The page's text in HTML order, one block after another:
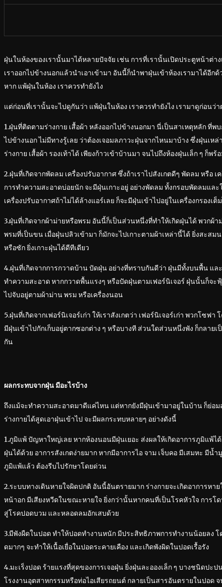
ฝุ่นในห้องของเรานั้นมาได้หลายปัจจัย เช่น การที่เรานั้นเปิดประตูหน้าต่า
เราออกไปข้างนอกแล้วนำเอาเข้ามา อันนี้ก็นำพาฝุ่นเข้าห้องเรามาได้อีก
หาก แพ้ฝุ่นในห้อง เราควรทำยังไง
แต่ก่อนที่เรานั้นจะไปดูกันว่า แพ้ฝุ่นในห้อง เราควรทำยังไง เรามาดูก่อน
1.ฝุ่นที่ติดตามร่างกาย เสื้อผ้า หลังออกไปข้างนอกมา นี่เป็นสาเหตุหลัก ที่พ
ไปข้างนอก ไม่มีทางรู้เลย ว่าต้องเจอมลภาวะฝุ่นจากไหนมาบ้าง ซึ่งฝุ่นเห
ร่างกาย เสื้อผ้า รองเท้าได้ เพียงก้าวเข้าบ้านมา จนไปถึงห้องฝุ่นเล็ก ๆ ก็พ
2.ฝุ่นที่เกิดจากพัดลม เครื่องปรับอากาศ ซึ่งถ้าเราไปสังเกตดีๆ พัดลม หรือ
การทำความสะอาดบ่อยนัก จะมีฝุ่นเกาะอยู่ อย่างพัดลม ทั้งกรอบพัดลมแล
เครื่องปรับอากาศถ้าไม่ได้ล้างแอร์เลย ก็จะมีฝุ่นเข้าไปอยู่ในเครื่องกรองเต็
3.ฝุ่นที่เกิดจากผ้าม่ายหรือพรม อันนี้ก็เป็นส่วนหนึ่งที่ทำให้เกิดฝุ่นได้ พวกผ้
พรมที่เป็นขน เมื่อฝุ่นปลิวเข้ามา ก็มักจะไปเกาะตามผ้าเหล่านี้ได้ ยิ่งสะสม
หรือซัก ยิ่งเกาะฝุ่นได้ดีทีเดียว
4.ฝุ่นที่เกิดจากการกวาดบ้าน ปัดฝุ่น อย่างที่ทราบกันดีว่า ฝุ่นมีทั้งบนพื้น แล
ทำความสะอาด หากกวาดพื้นแรงๆ หรือปัดฝุ่นตามเฟอร์นิเจอร์ ฝุ่นนั้นก็จะ
ไปจับอยู่ตามผ้าม่าน พรม หรือเครื่องนอน
5.ฝุ่นที่เกิดจากเฟอร์นิเจอร์เก่า ให้เราสังเกตว่า เฟอร์นิเจอร์เก่า พวกโซฟา
มีฝุ่นเข้าไปกักเก็บอยู่ตากซอกต่าง ๆ หรือบางที ส่วนใดส่วนหนึ่งพัง ก็กลาย
กัน
ผลกระทบจากฝุ่น มีอะไรบ้าง
ถึงแม้จะทำความสะอาดมาดีแค่ไหน แต่หากยังมีฝุ่นเข้ามาอยู่ในบ้าน ก็ย่อม
ร่างกายได้สูดเอาฝุ่นเข้าไป จะมีผลกระทบหลายๆ อย่างดังนี้
1.ภูมิแพ้ ปัญหาใหญ่เลย หากห้องนอนมีฝุ่นเยอะ ส่งผลให้เกิดอาการภูมิแพ้ไ
ฝุ่นได้ด้วย อาการสังเกตง่ายมาก หากมีอาการไอ จาม เจ็บคอ มีเสมหะ มีน้ำ
ภูมิแพ้แล้ว ต้องรีบไปรักษาโดยด่วน
2.ระบบทางเดินหายใจผิดปกติ อันนี้อันตรายมาก ร่างกายจะเกิดอาการหา
หน้าอก มีเสียงหวีดในขณะหายใจ ยิ่งกว่านั้นหากคนที่เป็นโรคหัวใจ การโ
สู่โรคปอดบวม และหลอดลมอักเสบด้วย
3.มีพังผืดในปอด ทำให้ปอดทำงานหนัก มีประสิทธิภาพการทำงานน้อยลง
ดมากๆ จะทำให้เนื้อเยื่อในปอดระคายเคือง และเกิดพังผิดในปอดเรื้อรัง
4.มะเร็งปอด ร้ายแรงที่สุดของการเจอฝุ่น ยิ่งฝุ่นละอองเล็ก ๆ บางชนิดปะป
โรงงานอุตสาหกรรมหรือท่อไอเสียรถยนต์ กลายเป็นสารอันตรายในปอด